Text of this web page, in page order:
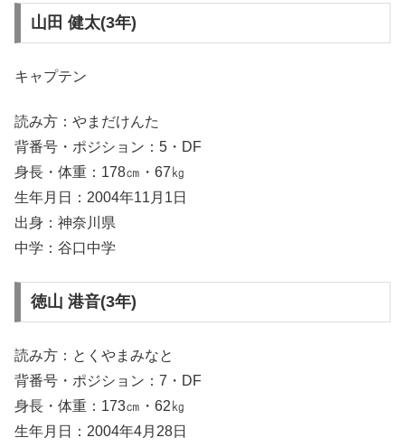
山田 健太(3年)
キャプテン
読み方：やまだけんた
背番号・ポジション：5・DF
身長・体重：178㎝・67㎏
生年月日：2004年11月1日
出身：神奈川県
中学：谷口中学
徳山 港音(3年)
読み方：とくやまみなと
背番号・ポジション：7・DF
身長・体重：173㎝・62㎏
生年月日：2004年4月28日